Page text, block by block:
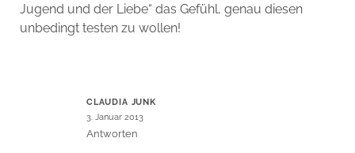
Jugend und der Liebe“ das Gefühl, genau diesen
unbedingt testen zu wollen!
CLAUDIA JUNK
3. Januar 2013
Antworten